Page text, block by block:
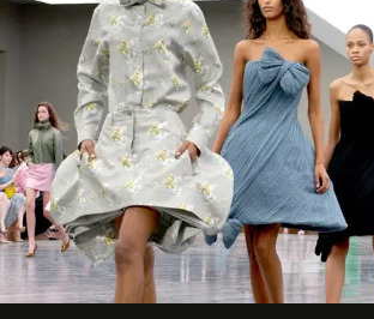
簡單，一個嶄新的 Gucci 時代已經展開！